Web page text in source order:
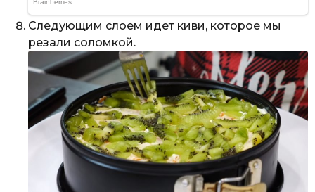
Следующим слоем идет киви, которое мы
резали соломкой.